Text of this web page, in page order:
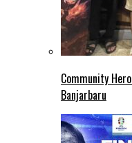
Community
Banjarbaru